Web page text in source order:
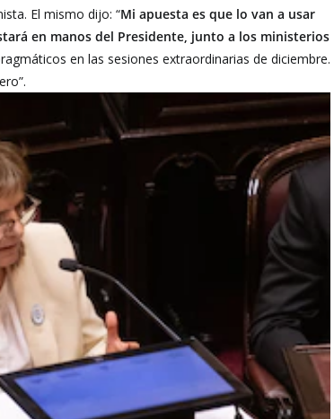
El mismo dijo: “Mi apuesta es que lo van a usar
en manos del Presidente, junto a los ministerios
en las sesiones extraordinarias de diciembre.